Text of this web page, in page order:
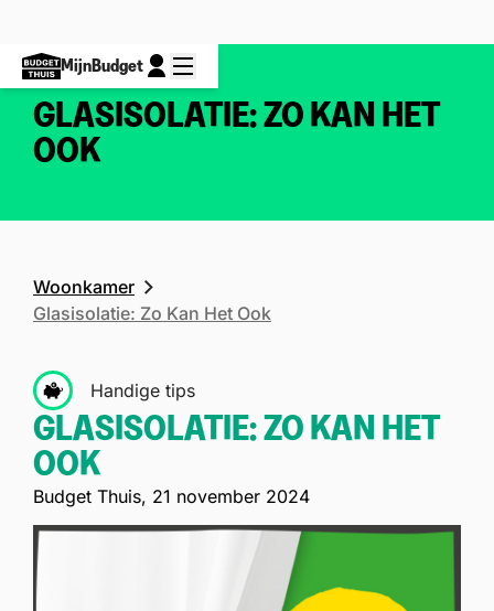
MijnBudget
GLASISOLATIE: ZO KAN HET
OOK
Woonkamer
Glasisolatie: Zo Kan Het Ook
Handige tips
GLASISOLATIE: ZO KAN HET
OOK
Budget Thuis, 21 november 2024